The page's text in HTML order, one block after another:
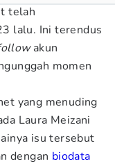
telah
lalu. Ini terendus
akun
momen
yang menuding
Laura Meizani
isu tersebut
dengan biodata